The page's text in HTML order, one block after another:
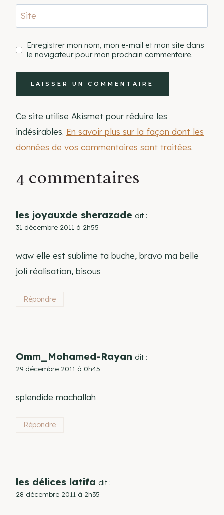
Site
Enregistrer mon nom, mon e-mail et mon site dans
le navigateur pour mon prochain commentaire.
Ce site utilise Akismet pour réduire les
indésirables. En savoir plus sur la façon dont les
données de vos commentaires sont traitées.
4 commentaires
les joyauxde sherazade dit :
31 décembre 2011 à 2h55
waw elle est sublime ta buche, bravo ma belle
joli réalisation, bisous
Répondre
Omm_Mohamed-Rayan dit :
29 décembre 2011 à 0h45
splendide machallah
Répondre
les délices latifa dit :
28 décembre 2011 à 2h35